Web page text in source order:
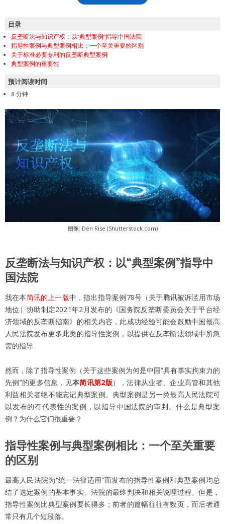
目录
反垄断法与知识产权：以“典型案例”指导中国法院
指导性案例与典型案例相比：一个至关重要的区别
关于标准必要专利的反垄断典型案例
典型案例的重要性
预计阅读时间
8 分钟
图像: Den Rise (Shutterstock.com)
反垄断法与知识产权：以“典型案例”指导中
国法院
我在本简讯的上一版中，指出指导案例78号（关于腾讯被诉滥用市场
地位）协助制定2021年2月发布的《国务院反垄断委员会关于平台经
济领域的反垄断指南》的相关内容，此成功经验可能会鼓励中国最高
人民法院发布更多此类的指导性案例，以提供在反垄断法领域中所急
需的指导
然而，除了指导性案例（关于这些案例为何是中国“具有事实拘束力的
先例”的更多信息，见本简讯第2版），法律从业者、企业高管和其他
利益相关者绝不能忘记典型案例。典型案例是另一类最高人民法院可
以发布的有代表性的案例，以指导中国法院的审判。什么是典型案
例？为什么它们很重要？
指导性案例与典型案例相比：一个至关重要
的区别
最高人民法院为“统一法律适用”而发布的指导性案例和典型案例均总
结了选定案例的基本事实、法院的最终判决和相关说理过程。但是，
指导性案例比典型案例要长得多；前者的篇幅往往有数页，而后者通
常只有几个短段落。